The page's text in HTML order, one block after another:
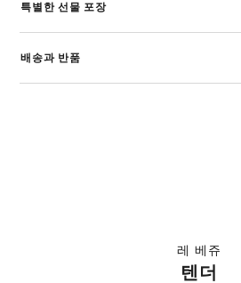
특별한 선물 포장
배송과 반품
레 베쥬
텐더